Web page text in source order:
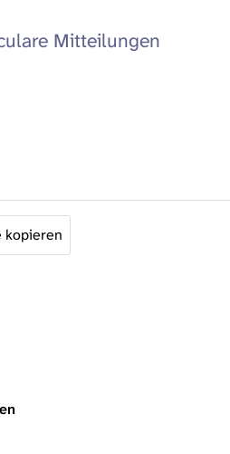
Mitteilungen
kopieren